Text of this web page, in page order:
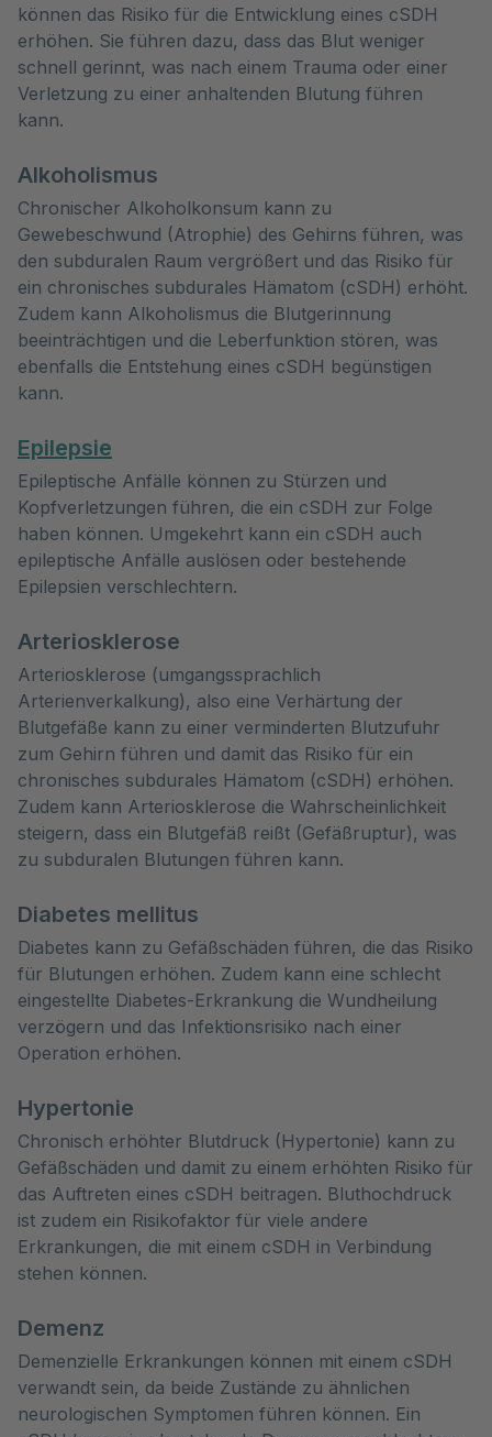
können das Risiko für die Entwicklung eines cSDH
erhöhen. Sie führen dazu, dass das Blut weniger
schnell gerinnt, was nach einem Trauma oder einer
Verletzung zu einer anhaltenden Blutung führen
kann.
Alkoholismus
Chronischer Alkoholkonsum kann zu
Gewebeschwund (Atrophie) des Gehirns führen, was
den subduralen Raum vergrößert und das Risiko für
ein chronisches subdurales Hämatom (cSDH) erhöht.
Zudem kann Alkoholismus die Blutgerinnung
beeinträchtigen und die Leberfunktion stören, was
ebenfalls die Entstehung eines cSDH begünstigen
kann.
Epilepsie
Epileptische Anfälle können zu Stürzen und
Kopfverletzungen führen, die ein cSDH zur Folge
haben können. Umgekehrt kann ein cSDH auch
epileptische Anfälle auslösen oder bestehende
Epilepsien verschlechtern.
Arteriosklerose
Arteriosklerose (umgangssprachlich
Arterienverkalkung), also eine Verhärtung der
Blutgefäße kann zu einer verminderten Blutzufuhr
zum Gehirn führen und damit das Risiko für ein
chronisches subdurales Hämatom (cSDH) erhöhen.
Zudem kann Arteriosklerose die Wahrscheinlichkeit
steigern, dass ein Blutgefäß reißt (Gefäßruptur), was
zu subduralen Blutungen führen kann.
Diabetes mellitus
Diabetes kann zu Gefäßschäden führen, die das Risiko
für Blutungen erhöhen. Zudem kann eine schlecht
eingestellte Diabetes-Erkrankung die Wundheilung
verzögern und das Infektionsrisiko nach einer
Operation erhöhen.
Hypertonie
Chronisch erhöhter Blutdruck (Hypertonie) kann zu
Gefäßschäden und damit zu einem erhöhten Risiko für
das Auftreten eines cSDH beitragen. Bluthochdruck
ist zudem ein Risikofaktor für viele andere
Erkrankungen, die mit einem cSDH in Verbindung
stehen können.
Demenz
Demenzielle Erkrankungen können mit einem cSDH
verwandt sein, da beide Zustände zu ähnlichen
neurologischen Symptomen führen können. Ein